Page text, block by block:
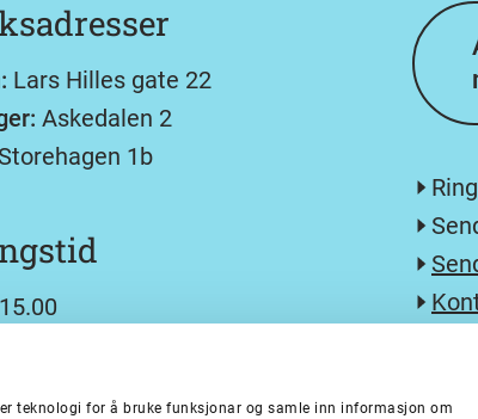
teknologi for å bruke funksjonar og samle inn informasjon om
Lars Hilles gate 22
Askedalen 2
Storehagen 1b
Ring